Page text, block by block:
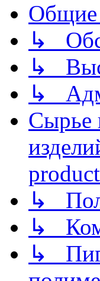
Общие
↳
↳
↳
Сырье
↳
↳
↳